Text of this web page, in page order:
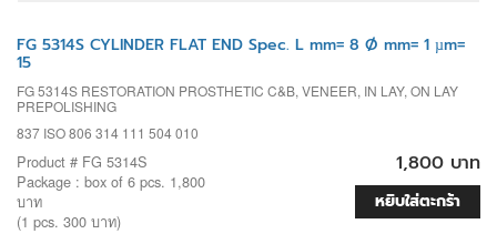
FG 5314S CYLINDER FLAT END Spec. L mm= 8 Ø mm= 1 µm=
15
FG 5314S RESTORATION PROSTHETIC C&B, VENEER, IN LAY, ON LAY
PREPOLISHING
837 ISO 806 314 111 504 010
Product # FG 5314S
Package : box of 6 pcs. 1,800
บาท
(1 pcs. 300 บาท)
1,800 บาท
หยิบใส่ตะกร้า